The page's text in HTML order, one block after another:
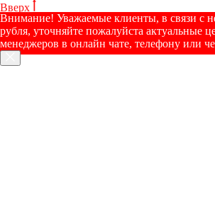
Вверх
Внимание! Уважаемые клиенты, в связи с
рубля, уточняйте пожалуйста актуальные
менеджеров в онлайн чате, телефону или